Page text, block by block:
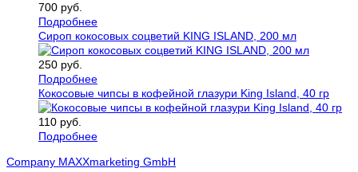
700 руб.
Подробнее
Сироп кокосовых соцветий KING ISLAND, 200 мл
250 руб.
Подробнее
Кокосовые чипсы в кофейной глазури King Island, 40 гр
110 руб.
Подробнее
Company MAXXmarketing GmbH